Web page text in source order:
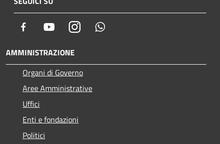
Facebook YoutubeInstagram
AMMINISTRAZIONE
Organi di Governo
Aree Amministrative
Uffici
Enti e fondazioni
Politici